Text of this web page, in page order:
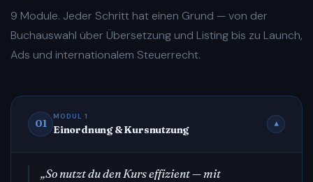
9 Module. Jeder Schritt hat einen Grund — von der
Buchauswahl über Übersetzung und Listing bis zu Launch,
Ads und internationalem Steuerrecht.
01
MODUL 1
Einordnung & Kursnutzung ▾
„So nutzt du den Kurs effizient — mit